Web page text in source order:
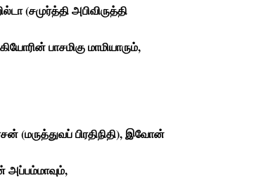
(சமுர்த்தி அபிவிருத்தி
பாசமிகு மாமியாரும்,
(மருத்துவப் பிரதிநிதி), இவோன்